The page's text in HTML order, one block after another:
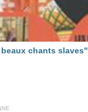
chants slaves"